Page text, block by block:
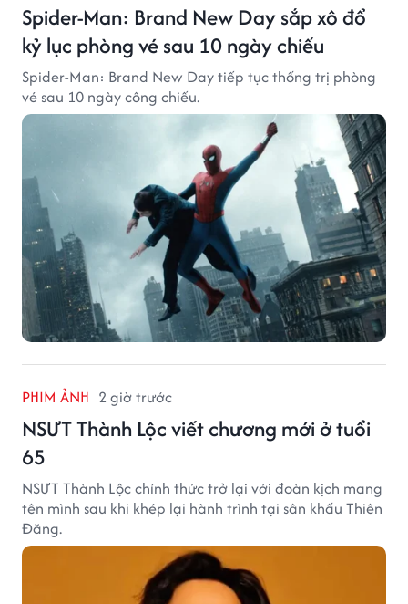
Spider-Man: Brand New Day sắp xô đổ
kỷ lục phòng vé sau 10 ngày chiếu
Spider-Man: Brand New Day tiếp tục thống trị phòng
vé sau 10 ngày công chiếu.
PHIM ẢNH 2 giờ trước
NSƯT Thành Lộc viết chương mới ở tuổi
65
NSƯT Thành Lộc chính thức trở lại với đoàn kịch mang
tên mình sau khi khép lại hành trình tại sân khấu Thiên
Đăng.